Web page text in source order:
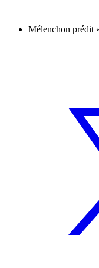
Mélenchon prédit